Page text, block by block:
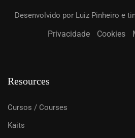
Desenvolvido por Luiz Pinheiro e
Privacidade Cookies
Resources
Cursos / Courses
Kaits